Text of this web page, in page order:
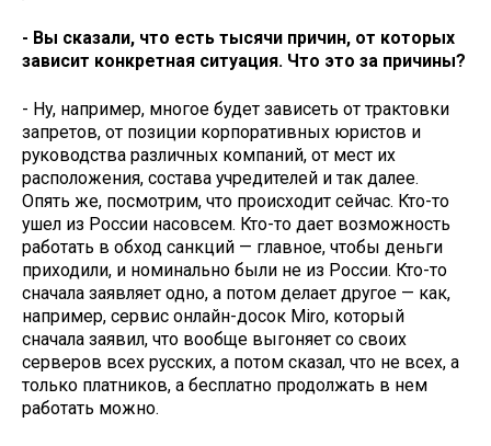
- Вы сказали, что есть тысячи причин, от которых
зависит конкретная ситуация. Что это за причины?
- Ну, например, многое будет зависеть от трактовки
запретов, от позиции корпоративных юристов и
руководства различных компаний, от мест их
расположения, состава учредителей и так далее.
Опять же, посмотрим, что происходит сейчас. Кто-то
ушел из России насовсем. Кто-то дает возможность
работать в обход санкций — главное, чтобы деньги
приходили, и номинально были не из России. Кто-то
сначала заявляет одно, а потом делает другое — как,
например, сервис онлайн-досок Miro, который
сначала заявил, что вообще выгоняет со своих
серверов всех русских, а потом сказал, что не всех, а
только платников, а бесплатно продолжать в нем
работать можно.